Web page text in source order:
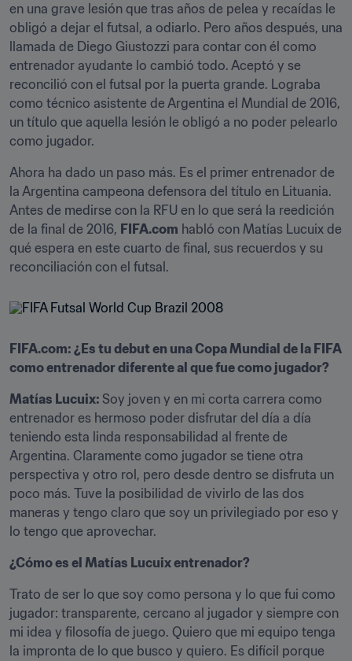
en una grave lesión que tras años de pelea y recaídas le
obligó a dejar el futsal, a odiarlo. Pero años después, una
llamada de Diego Giustozzi para contar con él como
entrenador ayudante lo cambió todo. Aceptó y se
reconcilió con el futsal por la puerta grande. Lograba
como técnico asistente de Argentina el Mundial de 2016,
un título que aquella lesión le obligó a no poder pelearlo
como jugador.
Ahora ha dado un paso más. Es el primer entrenador de
la Argentina campeona defensora del título en Lituania.
Antes de medirse con la RFU en lo que será la reedición
de la final de 2016, FIFA.com habló con Matías Lucuix de
qué espera en este cuarto de final, sus recuerdos y su
reconciliación con el futsal.
FIFA.com: ¿Es tu debut en una Copa Mundial de la FIFA
como entrenador diferente al que fue como jugador?
Matías Lucuix: Soy joven y en mi corta carrera como
entrenador es hermoso poder disfrutar del día a día
teniendo esta linda responsabilidad al frente de
Argentina. Claramente como jugador se tiene otra
perspectiva y otro rol, pero desde dentro se disfruta un
poco más. Tuve la posibilidad de vivirlo de las dos
maneras y tengo claro que soy un privilegiado por eso y
lo tengo que aprovechar.
¿Cómo es el Matías Lucuix entrenador?
Trato de ser lo que soy como persona y lo que fui como
jugador: transparente, cercano al jugador y siempre con
mi idea y filosofía de juego. Quiero que mi equipo tenga
la impronta de lo que busco y quiero. Es difícil porque